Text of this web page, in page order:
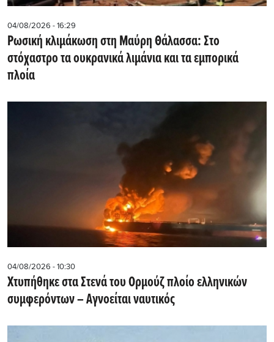
04/08/2026 - 16:29
Ρωσική κλιμάκωση στη Μαύρη Θάλασσα: Στο
στόχαστρο τα ουκρανικά λιμάνια και τα εμπορικά
πλοία
04/08/2026 - 10:30
Χτυπήθηκε στα Στενά του Ορμούζ πλοίο ελληνικών
συμφερόντων – Αγνοείται ναυτικός